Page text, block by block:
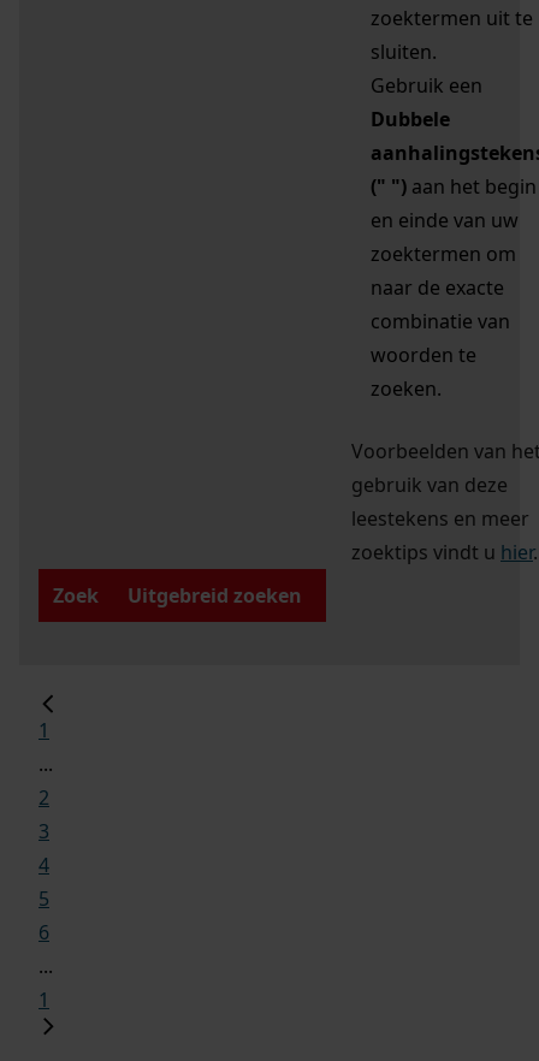
zoektermen uit te
sluiten.
Gebruik een
Dubbele
(" ") aan het begin
en einde van uw
zoektermen om
naar de exacte
combinatie van
woorden te
zoeken.
Voorbeelden van
gebruik van deze
leestekens en meer
zoektips vindt u hier.
Zoek
Uitgebreid zoeken
1
...
2
3
4
5
6
...
1